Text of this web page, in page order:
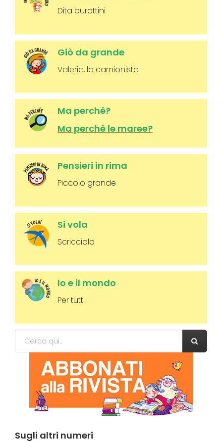
Dita burattini
Giò da grande
Valeria, la camionista
Ma perché?
Ma perché le maree?
Pensieri in rima
Piccolo grande
Si vola
Scricciolo
Io e il mondo
Per tutti
Form di ricerca
Sugli altri numeri